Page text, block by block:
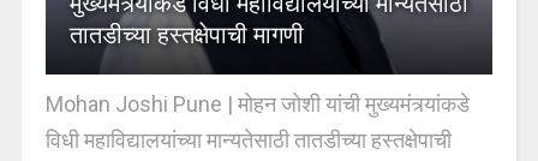
तातडीच्या हस्तक्षेपाची मागणी
Mohan Joshi Pune | मोहन जोशी यांची मुख्यमंत्र्यांकडे
विधी महाविद्यालयांच्या मान्यतेसाठी तातडीच्या हस्तक्षेपाची